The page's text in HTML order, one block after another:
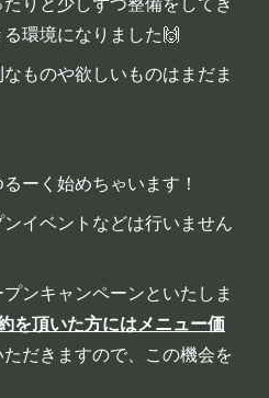
環境になりました🙌
ものや欲しいものはまだま
ーく始めちゃいます！
イベントなどは行いません
ンキャンペーンといたしま
を頂いた方にはメニュー価
だきますので、この機会を